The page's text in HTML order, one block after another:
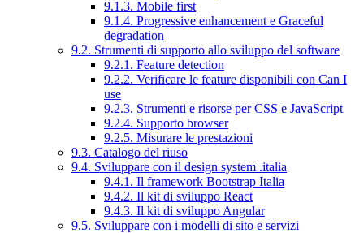
9.1.3. Mobile first
9.1.4. Progressive enhancement e Graceful
degradation
9.2. Strumenti di supporto allo sviluppo del software
9.2.1. Feature detection
9.2.2. Verificare le feature disponibili con Can I
use
9.2.3. Strumenti e risorse per CSS e JavaScript
9.2.4. Supporto browser
9.2.5. Misurare le prestazioni
9.3. Catalogo del riuso
9.4. Sviluppare con il design system .italia
9.4.1. Il framework Bootstrap Italia
9.4.2. Il kit di sviluppo React
9.4.3. Il kit di sviluppo Angular
9.5. Sviluppare con i modelli di sito e servizi